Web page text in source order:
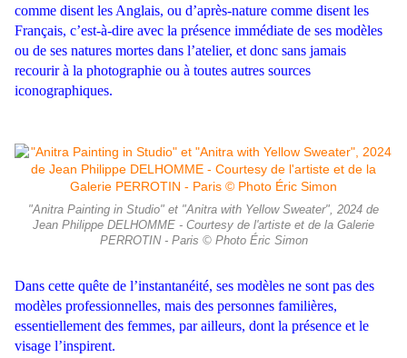
comme disent les Anglais, ou d’après-nature comme disent les
Français, c’est-à-dire avec la présence immédiate de ses modèles
ou de ses natures mortes dans l’atelier, et donc sans jamais
recourir à la photographie ou à toutes autres sources
iconographiques.
"Anitra Painting in Studio" et "Anitra with Yellow Sweater", 2024 de
Jean Philippe DELHOMME - Courtesy de l'artiste et de la Galerie
PERROTIN - Paris © Photo Éric Simon
Dans cette quête de l’instantanéité, ses modèles ne sont pas des
modèles professionnelles, mais des personnes familières,
essentiellement des femmes, par ailleurs, dont la présence et le
visage l’inspirent.